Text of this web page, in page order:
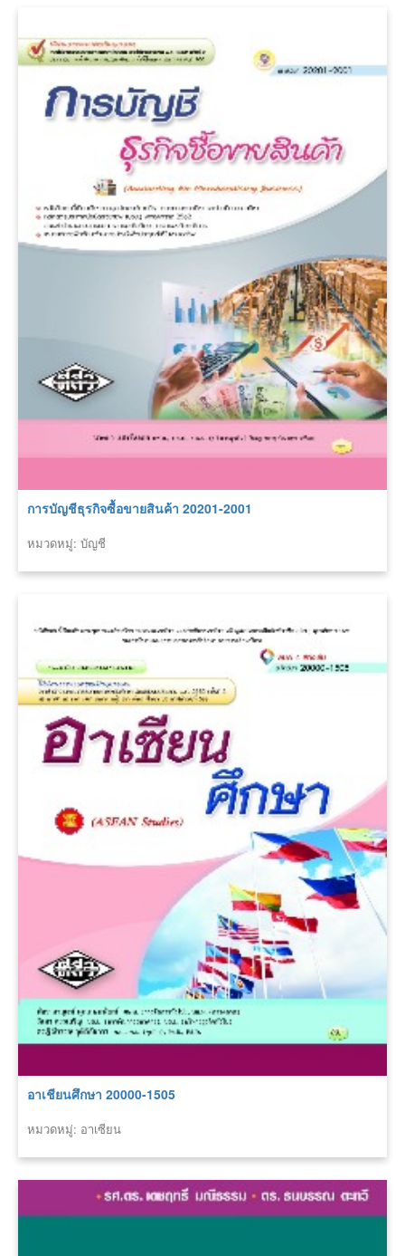
การบัญชีธุรกิจซื้อขายสินค้า 20201-2001
หมวดหมู่: บัญชี
อาเชียนศึกษา 20000-1505
หมวดหมู่: อาเซียน